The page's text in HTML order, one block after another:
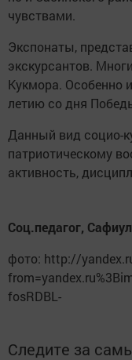
чувствами.
Экспонаты,
экскурсантов.
Кукмора. Особенно
летию со дня
Данный вид социо-
патриотическому
активность,
Соц.педагог,
фото: http://
fosRDBL-
Следите за